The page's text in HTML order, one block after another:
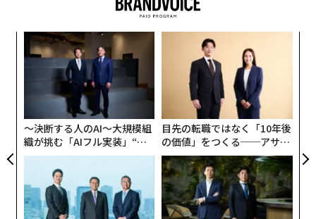
〜決断する人のAI〜大規模組
織が挑む「AIフル実装」“使
う”企業から“動く”企業へ【N
TTドコモビジネス×PwC】
目先の転職ではなく「10年後
の価値」をつくる──アサイ
ンの長期伴走型支援とは